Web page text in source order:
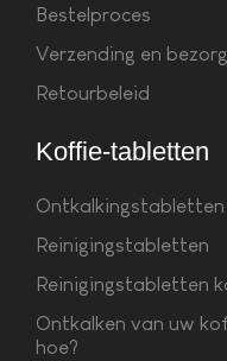
Bestelproces
Verzending en
Retourbeleid
Koffie-tabletten
Ontkalkingstabletten
Reinigingstabletten
Reinigingstabletten
Ontkalken van uw
hoe?